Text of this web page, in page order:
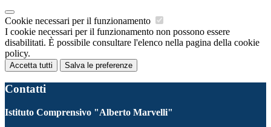
Cookie necessari per il funzionamento
I cookie necessari per il funzionamento non possono essere
disabilitati. È possibile consultare l'elenco nella pagina della cookie
policy.
Accetta tutti Salva le preferenze
Contatti
Istituto Comprensivo "Alberto Marvelli"